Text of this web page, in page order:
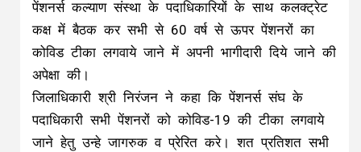
पेंशनर्स कल्याण संस्था के पदाधिकारियों के साथ कलक्ट्रेट
कक्ष में बैठक कर सभी से 60 वर्ष से ऊपर पेंशनरों का
कोविड टीका लगवाये जाने में अपनी भागीदारी दिये जाने की
अपेक्षा की।
जिलाधिकारी श्री निरंजन ने कहा कि पेंशनर्स संघ के
पदाधिकारी सभी पेंशनरों को कोविड-19 की टीका लगवाये
जाने हेतु उन्हे जागरुक व प्रेरित करे। शत प्रतिशत सभी